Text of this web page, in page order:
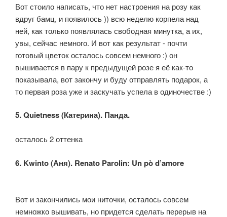
Вот стоило написать, что нет настроения на розу как
вдруг бамц, и появилось )) всю неделю корпела над
ней, как только появлялась свободная минутка, а их,
увы, сейчас немного. И вот как результат - почти
готовый цветок осталось совсем немного :) он
вышивается в пару к предыдущей розе я её как-то
показывала, вот закончу и буду отправлять подарок, а
то первая роза уже и заскучать успела в одиночестве :)
5. Quietness (Катерина). Панда.
осталось 2 оттенка
6. Kwinto (Аня). Renato Parolin: Un pò d’amore
Вот и закончились мои ниточки, осталось совсем
немножко вышивать, но придется сделать перерыв на